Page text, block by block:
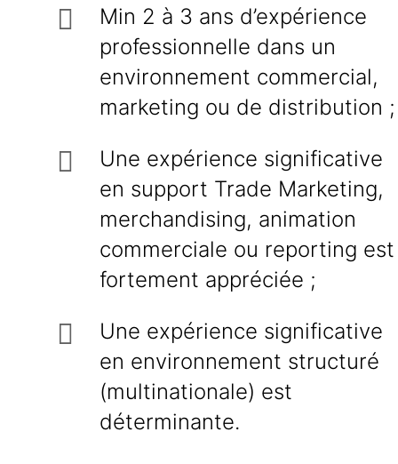
Min 2 à 3 ans d’expérience
professionnelle dans un
environnement commercial,
marketing ou de distribution ;
Une expérience significative
en support Trade Marketing,
merchandising, animation
commerciale ou reporting est
fortement appréciée ;
Une expérience significative
en environnement structuré
(multinationale) est
déterminante.